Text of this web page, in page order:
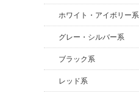
ホワイト・アイボリー系
グレー・シルバー系
ブラック系
レッド系